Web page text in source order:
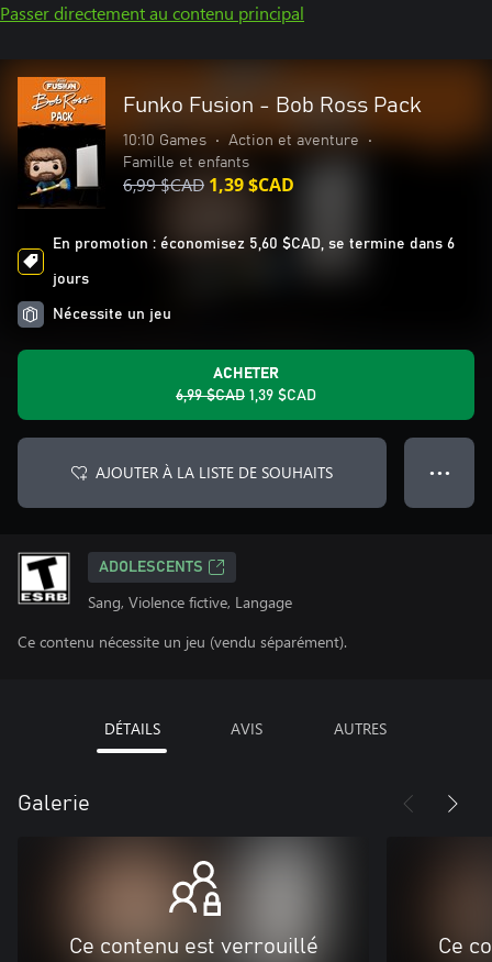
Passer directement au contenu principal
Funko Fusion - Bob Ross Pack
10:10 Games • Action et aventure
•
Famille et enfants
6,99 $CAD 1,39 $CAD
En promotion : économisez 5,60 $CAD, se termine dans 6
jours
Nécessite un jeu
ACHETER
6,99 $CAD 1,39 $CAD
AJOUTER À LA LISTE DE SOUHAITS ● ● ●
ADOLESCENTS
Sang, Violence fictive, Langage
Ce contenu nécessite un jeu (vendu séparément).
DÉTAILS AVIS AUTRES
Galerie
Ce contenu est verrouillé Ce